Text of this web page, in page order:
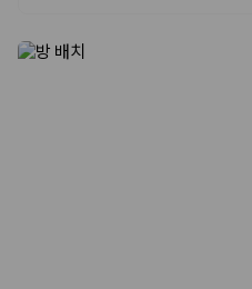
확인합니다.
실시간 예약:
제주렌트카 최저가는 차량 기본요금
함 여부, 면책금, 보상 한도, 옵션 비